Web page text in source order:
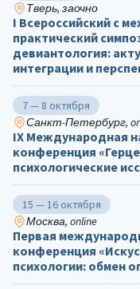
Тверь, заочно
I Всероссийский с
практический
девиантология:
интеграции и
7 — 8 октября
Санкт-Петербург,
IX Международная
конференция
психологические
15 — 16 октября
Москва, online
Первая
конференция
психологии: обмен